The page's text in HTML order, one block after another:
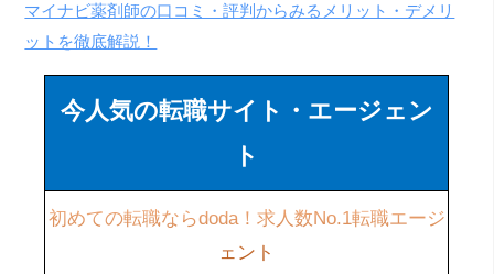
マイナビ薬剤師の口コミ・評判からみるメリット・デメリ
ットを徹底解説！
今人気の転職サイト・エージェン
ト
初めての転職ならdoda！求人数No.1転職エージ
ェント